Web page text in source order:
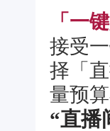
「一
接受
择「
量预
“直播